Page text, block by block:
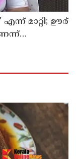
മാറ്റി; ഊര്